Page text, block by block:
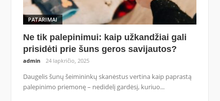
PATARIMAI
Ne tik palepinimui: kaip užkandžiai gali
prisidėti prie šuns geros savijautos?
admin 24 lapkričio, 2025
Daugelis šunų šeimininkų skanėstus vertina kaip paprastą
palepinimo priemonę – nedidelį gardėsį, kuriuo...